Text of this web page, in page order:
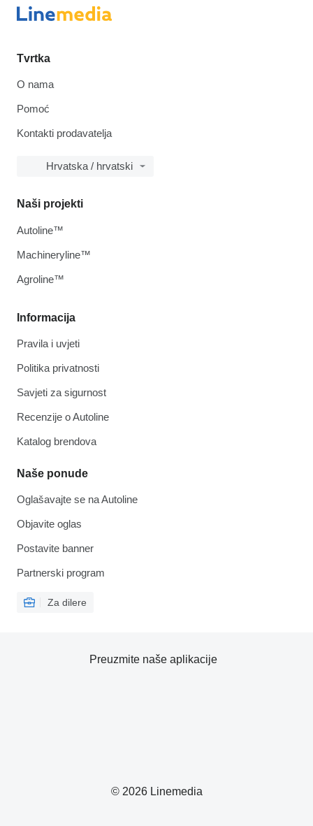
Tvrtka
O nama
Pomoć
Kontakti prodavatelja
Hrvatska / hrvatski
Informacija
Pravila i uvjeti
Politika privatnosti
Savjeti za sigurnost
Recenzije o Autoline
Katalog brendova
Naše ponude
Oglašavajte se na Autoline
Objavite oglas
Postavite banner
Partnerski program
Za dilere
Naši projekti
Autoline™
Machineryline™
Agroline™
© 2026 Linemedia
Preuzmite naše aplikacije